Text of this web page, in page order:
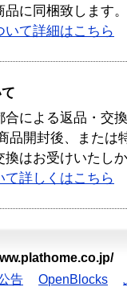
品に同梱致します。
いて詳細はこちら
合による返品・交
品開封後、または
換はお受けいたし
て詳しくはこちら
告 OpenBlocks